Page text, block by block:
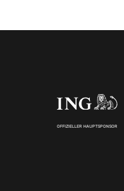
OFFIZIELLER HAUPTSPONSOR